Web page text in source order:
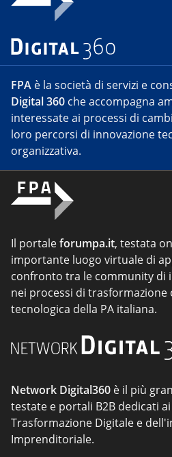
FPA è la società di servizi e
Digital 360 che accompagna
interessate ai processi di
loro percorsi di innovazione
organizzativa.
Il portaleforumpa.it, testata
importante luogo virtuale di
confronto tra le community di
nei processi di trasformazione
tecnologica della PA italiana.
Network Digital360 è il più
testate e portali B2B dedicati
Trasformazione Digitale e
Imprenditoriale.